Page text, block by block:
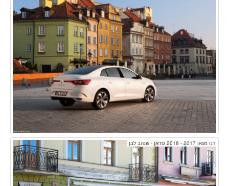
רנו מגאן 2017 - 2018 סדאן - שנהב לבן